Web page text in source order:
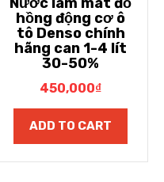
hồng động cơ ô
tô Denso chính
hãng can 1-4 lít
30-50%
450,000₫
ADD TO CART